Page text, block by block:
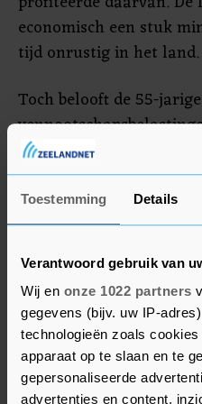
Toestemming Details
Verantwoord gebruik van
Wij en onze 1022 partners
gegevens (bijv. uw IP-
technologieën zoals
apparaat op te slaan en te
gepersonaliseerde
advertenties en content,
economisch een stuk
tijd onrustig in het land.
Toch belooft de 55-
behouden. Hij
economische politiek
treden tegen misdaad
Kast wordt wel
ex-president Donald
president Jair Bolsonaro.
Boric, een 35-jarige
wil juist de belastingen